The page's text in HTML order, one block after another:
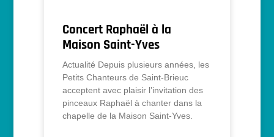
Concert Raphaël à la
Maison Saint-Yves
Actualité Depuis plusieurs années, les
Petits Chanteurs de Saint-Brieuc
acceptent avec plaisir l’invitation des
pinceaux Raphaël à chanter dans la
chapelle de la Maison Saint-Yves.